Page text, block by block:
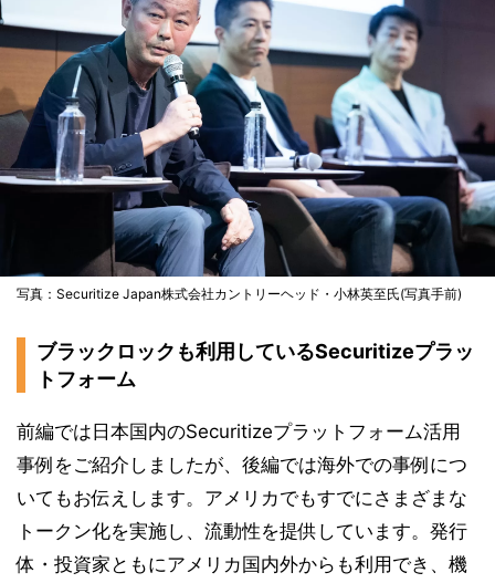
写真：Securitize Japan株式会社カントリーヘッド・小林英至氏(写真手前)
ブラックロックも利用しているSecuritizeプラッ
トフォーム
前編では日本国内のSecuritizeプラットフォーム活用
事例をご紹介しましたが、後編では海外での事例につ
いてもお伝えします。アメリカでもすでにさまざまな
トークン化を実施し、流動性を提供しています。発行
体・投資家ともにアメリカ国内外からも利用でき、機